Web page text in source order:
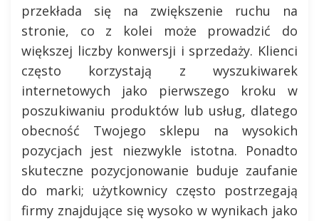
przekłada się na zwiększenie ruchu na
stronie, co z kolei może prowadzić do
większej liczby konwersji i sprzedaży. Klienci
często korzystają z wyszukiwarek
internetowych jako pierwszego kroku w
poszukiwaniu produktów lub usług, dlatego
obecność Twojego sklepu na wysokich
pozycjach jest niezwykle istotna. Ponadto
skuteczne pozycjonowanie buduje zaufanie
do marki; użytkownicy często postrzegają
firmy znajdujące się wysoko w wynikach jako